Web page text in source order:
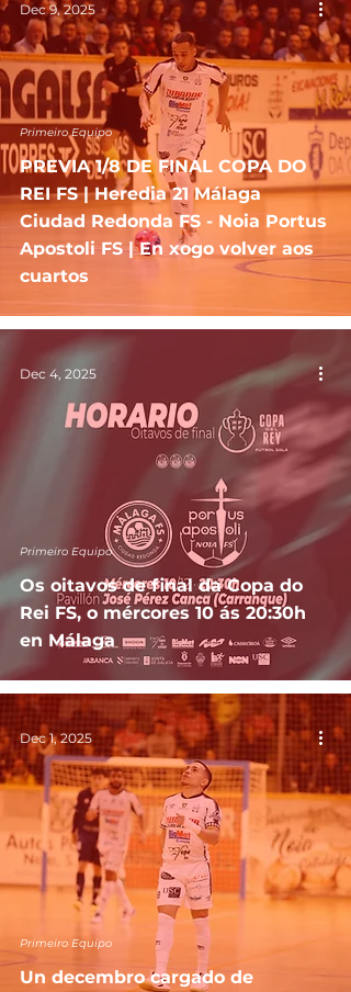
PREVIA 1/8 DE FINAL COPA DO
REI FS | Heredia 21 Málaga
Ciudad Redonda FS - Noia Portus
Apostoli FS | En xogo volver aos
cuartos
Primeiro Equipo
Dec 9, 2025
Os oitavos de final da Copa do
Rei FS, o mércores 10 ás 20:30h
en Málaga
Primeiro Equipo
Dec 4, 2025
Un decembro cargado de
Primeiro Equipo
Dec 1, 2025